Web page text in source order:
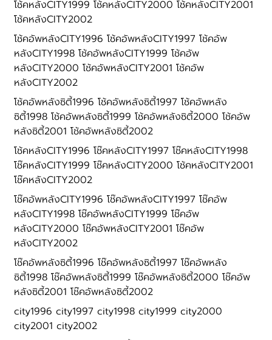
โช้คหลังCITY1999 โช้คหลังCITY2000 โช้คหลังCITY2001
โช้คหลังCITY2002
โช้คอัพหลังCITY1996 โช้คอัพหลังCITY1997 โช้คอัพ
หลังCITY1998 โช้คอัพหลังCITY1999 โช้คอัพ
หลังCITY2000 โช้คอัพหลังCITY2001 โช้คอัพ
หลังCITY2002
โช้คอัพหลังซิตี้1996 โช้คอัพหลังซิตี้1997 โช้คอัพหลัง
ซิตี้1998 โช้คอัพหลังซิตี้1999 โช้คอัพหลังซิตี้2000 โช้คอัพ
หลังซิตี้2001 โช้คอัพหลังซิตี้2002
โช้คหลังCITY1996 โช๊คหลังCITY1997 โช๊คหลังCITY1998
โช๊คหลังCITY1999 โช๊คหลังCITY2000 โช้คหลังCITY2001
โช๊คหลังCITY2002
โช๊คอัพหลังCITY1996 โช๊คอัพหลังCITY1997 โช๊คอัพ
หลังCITY1998 โช๊คอัพหลังCITY1999 โช๊คอัพ
หลังCITY2000 โช๊คอัพหลังCITY2001 โช๊คอัพ
หลังCITY2002
โช๊คอัพหลังซิตี้1996 โช๊คอัพหลังซิตี้1997 โช๊คอัพหลัง
ซิตี้1998 โช๊คอัพหลังซิตี้1999 โช๊คอัพหลังซิตี้2000 โช๊คอัพ
หลังซิตี้2001 โช๊คอัพหลังซิตี้2002
city1996 city1997 city1998 city1999 city2000
city2001 city2002